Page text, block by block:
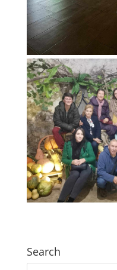
Search